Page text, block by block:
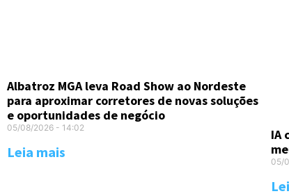
Albatroz MGA leva Road Show ao Nordeste
para aproximar corretores de novas soluções
e oportunidades de negócio
05/08/2026 14:02
Leia mais
IA
05/